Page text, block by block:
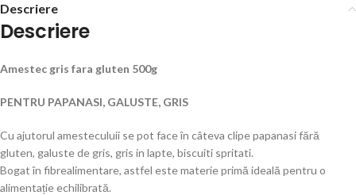
Descriere
Descriere
Amestec gris fara gluten 500g
PENTRU PAPANASI, GALUSTE, GRIS
Cu ajutorul amesteculuii se pot face în câteva clipe papanasi fără
gluten, galuste de gris, gris in lapte, biscuiti spritati.
Bogat în fibrealimentare, astfel este materie primă ideală pentru o
alimentație echilibrată.